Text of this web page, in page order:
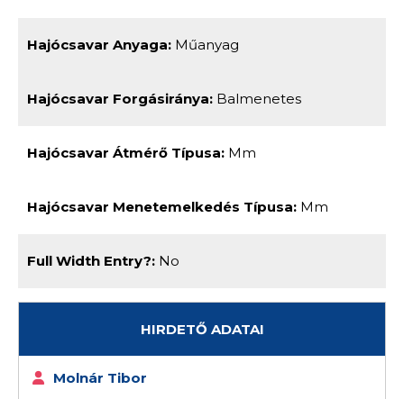
Hajócsavar Anyaga: Műanyag
Hajócsavar Forgásiránya: Balmenetes
Hajócsavar Átmérő Típusa: Mm
Hajócsavar Menetemelkedés Típusa: Mm
Full Width Entry?: No
HIRDETŐ ADATAI
Molnár Tibor